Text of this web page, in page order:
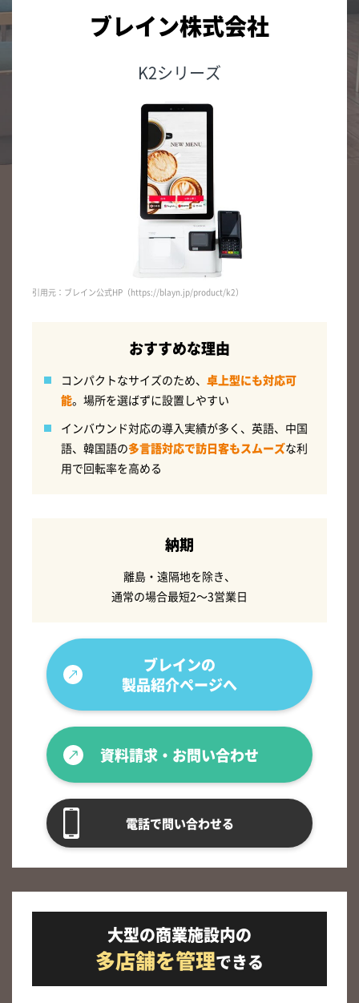
ブレイン株式会社
K2シリーズ
引用元：ブレイン公式HP（https://blayn.jp/product/k2）
おすすめな理由
コンパクトなサイズのため、 卓上型にも対応可
能。場所を選ばずに設置しやすい
インバウンド対応の導入実績が多く、英語、中国
語、韓国語の多言語対応で訪日客もスムーズな利
用で回転率を高める
納期
離島・遠隔地を除き、
通常の場合最短2～3営業日
ブレインの
製品紹介ページへ
資料請求・お問い合わせ
電話で問い合わせる
大型の商業施設内の
多店舗を管理できる